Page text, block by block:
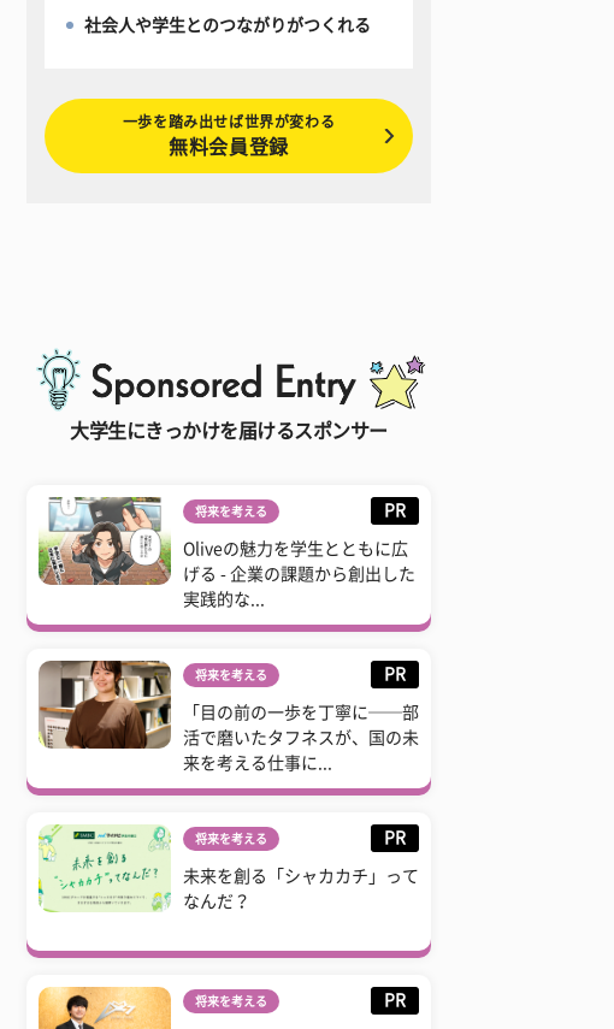
社会人や学生とのつながりがつくれる
一歩を踏み出せば世界が変わる
無料会員登録
大学生にきっかけを届けるスポンサー
将来を考える PR
Oliveの魅力を学生とともに広
げる - 企業の課題から創出した
実践的な...
将来を考える PR
「目の前の一歩を丁寧に──部
活で磨いたタフネスが、国の未
来を考える仕事に...
将来を考える PR
未来を創る「シャカカチ」って
なんだ？
将来を考える PR